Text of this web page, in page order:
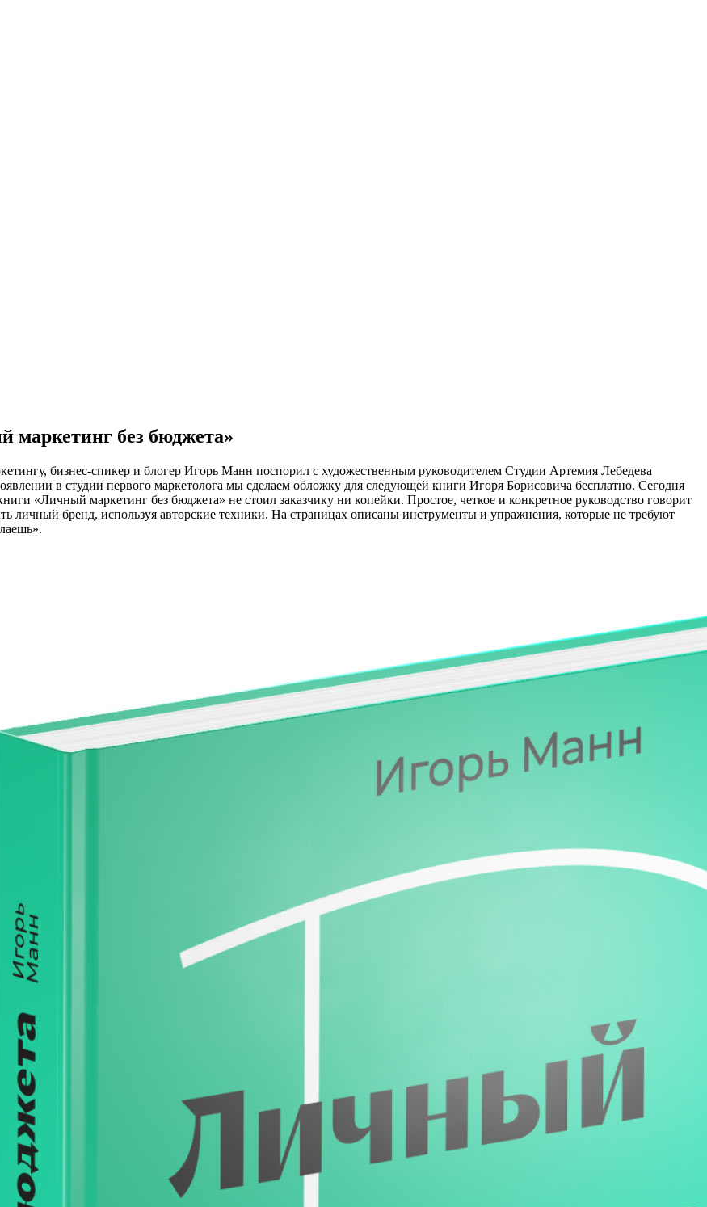
без бюджета»
бизнес-спикер и блогер Игорь Манн поспорил с художественным руководителем Студии Артемия Лебедева
в студии первого маркетолога мы сделаем обложку для следующей книги Игоря Борисовича бесплатно. Сегодня
«Личный маркетинг без бюджета» не стоил заказчику ни копейки. Простое, четкое и конкретное руководство говорит
личный бренд, используя авторские техники. На страницах описаны инструменты и упражнения, которые не требуют